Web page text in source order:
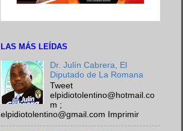
LAS MÁS LEÍDAS
Dr. Julín Cabrera, El
Diputado de La Romana
Tweet
elpidiotolentino@hotmail.co
m ;
elpidiotolentino@gmail.com Imprimir